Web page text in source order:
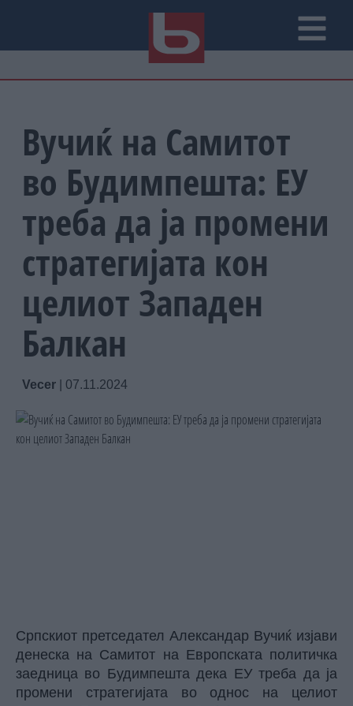
Вучиќ на Самитот
во Будимпешта: ЕУ
треба да ја промени
стратегијата кон
целиот Западен
Балкан
Vecer 07.11.2024
Српскиот претседател Александар Вучиќ изјави
денеска на Самитот на Европската политичка
заедница во Будимпешта дека ЕУ треба да ја
промени стратегијата во однос на целиот